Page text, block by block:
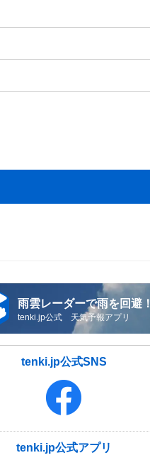
雨雲レーダーで雨を回避！
tenki.jp公式 天気予報アプリ
tenki.jp公式SNS
tenki.jp公式アプリ